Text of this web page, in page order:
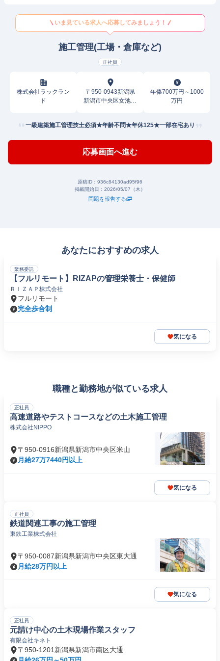
いま見ている求人へ応募してみましょう！
施工管理(工場・倉庫など)
正社員
株式会社ラックラン
ド
〒950-0943新潟県
新潟市中央区女池神
年俸700万円～1000
万円
一級建築施工管理技士必須★年齢不問★年休125★一部在宅あり
応募画面へ進む
原稿ID： 936c84130ad95f96
掲載開始日： 2026/05/07（木）
問題を報告する
あなたにおすすめの求人
業務委託
【フルリモート】RIZAPの管理栄養士・保健師
ＲＩＺＡＰ株式会社
フルリモート
完全歩合制
気になる
職種と勤務地が似ている求人
正社員
高速道路やテストコースなどの土木施工管理
株式会社NIPPO
〒950-0916新潟県新潟市中央区米山
月給27万7440円以上
気になる
正社員
鉄道関連工事の施工管理
東鉄工業株式会社
〒950-0087新潟県新潟市中央区東大通
月給28万円以上
気になる
正社員
元請け中心の土木現場作業スタッフ
有限会社キネト
〒950-1201新潟県新潟市南区大通